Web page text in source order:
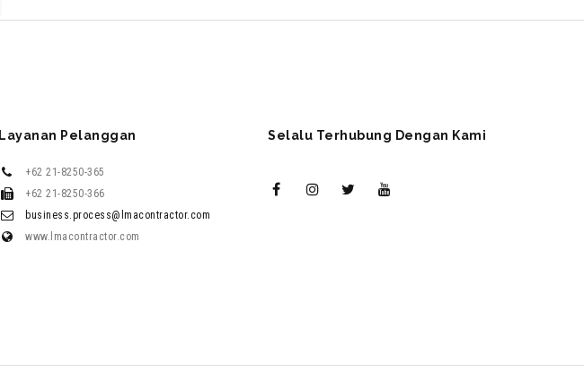
Layanan Pelanggan
+62 21-8250-365
+62 21-8250-366
business.process@lmacontractor.com
www.lmacontractor.com
Selalu Terhubung Dengan Kami